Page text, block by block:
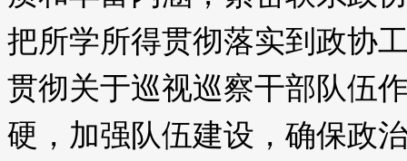
把所学所得贯彻落实到政协
贯彻关于巡视巡察干部队伍
硬，加强队伍建设，确保政